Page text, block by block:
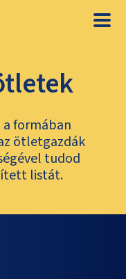
formában
ötletgazdák
tudod
listát.